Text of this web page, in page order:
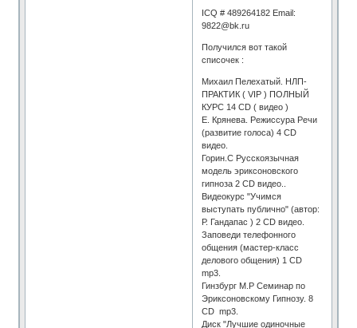
ICQ # 489264182 Email:
9822@bk.ru
Получился вот такой
списочек :
Михаил Пелехатый. НЛП-
ПРАКТИК ( VIP ) ПОЛНЫЙ
КУРС 14 CD ( видео )
Е. Крянева. Режиссура Речи
(развитие голоса) 4 СD
видео.
Горин.С Русскоязычная
модель эриксоновского
гипноза 2 CD видео..
Видеокурс "Учимся
выступать публично" (автор:
Р. Гандапас ) 2 СD видео.
Заповеди телефонного
общения (мастер-класс
делового общения) 1 СD
mp3.
Гинзбург М.Р Семинар по
Эриксоновскому Гипнозу. 8
CD mp3.
Диск "Лучшие одиночные